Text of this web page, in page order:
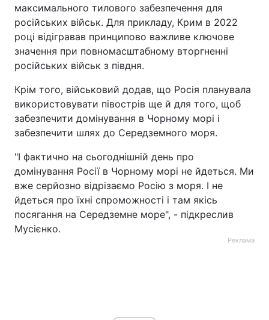
максимального тилового забезпечення для
російських військ. Для прикладу, Крим в 2022
році відігравав принципово важливе ключове
значення при повномасштабному вторгненні
російських військ з півдня.
Крім того, військовий додав, що Росія планувала
використовувати півострів ще й для того, щоб
забезпечити домінування в Чорному морі і
забезпечити шлях до Середземного моря.
"І фактично на сьогоднішній день про
домінування Росії в Чорному морі не йдеться. Ми
вже серйозно відрізаємо Росію з моря. І не
йдеться про їхні спроможності і там якісь
посягання на Середземне море", - підкреслив
Мусієнко.
Реклама